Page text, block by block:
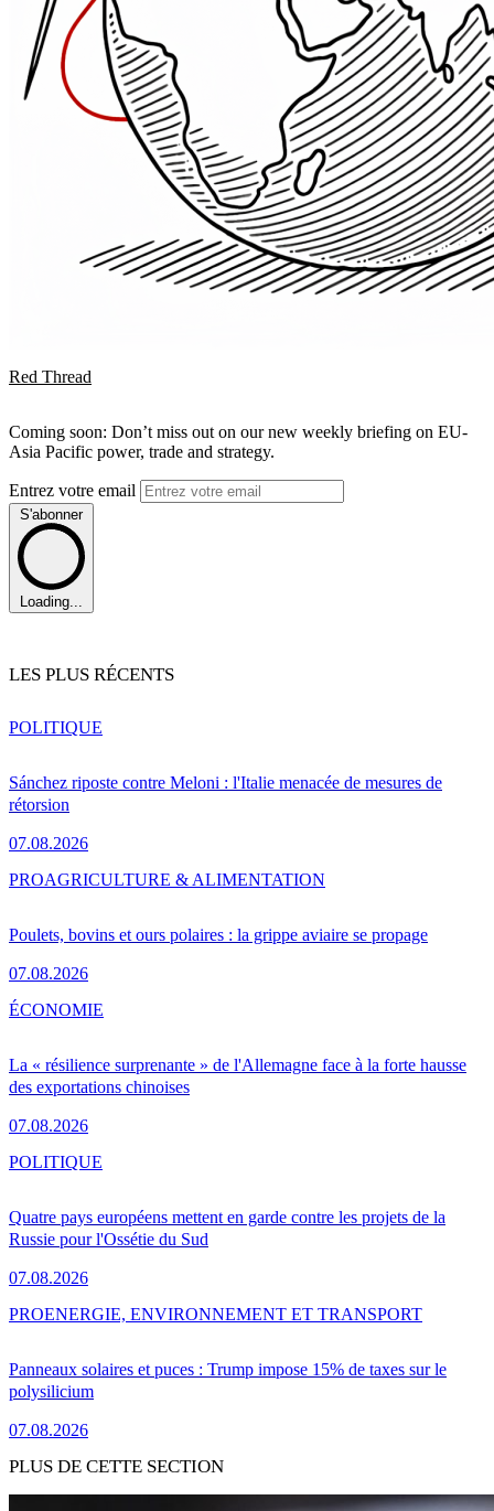
Red Thread
Coming soon: Don’t miss out on our new weekly briefing on EU-
Asia Pacific power, trade and strategy.
Entrez votre email
S'abonner
Loading...
LES PLUS RÉCENTS
Sánchez riposte contre Meloni : l'Italie menacée de mesures de
rétorsion
07.08.2026
POLITIQUE
Poulets, bovins et ours polaires : la grippe aviaire se propage
07.08.2026
PROAGRICULTURE & ALIMENTATION
La « résilience surprenante » de l'Allemagne face à la forte hausse
des exportations chinoises
07.08.2026
ÉCONOMIE
Quatre pays européens mettent en garde contre les projets de la
Russie pour l'Ossétie du Sud
07.08.2026
POLITIQUE
Panneaux solaires et puces : Trump impose 15% de taxes sur le
polysilicium
07.08.2026
PROENERGIE, ENVIRONNEMENT ET TRANSPORT
PLUS DE CETTE SECTION